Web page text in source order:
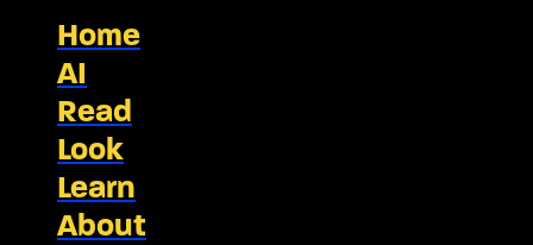
Home
AI
Read
Look
Learn
About